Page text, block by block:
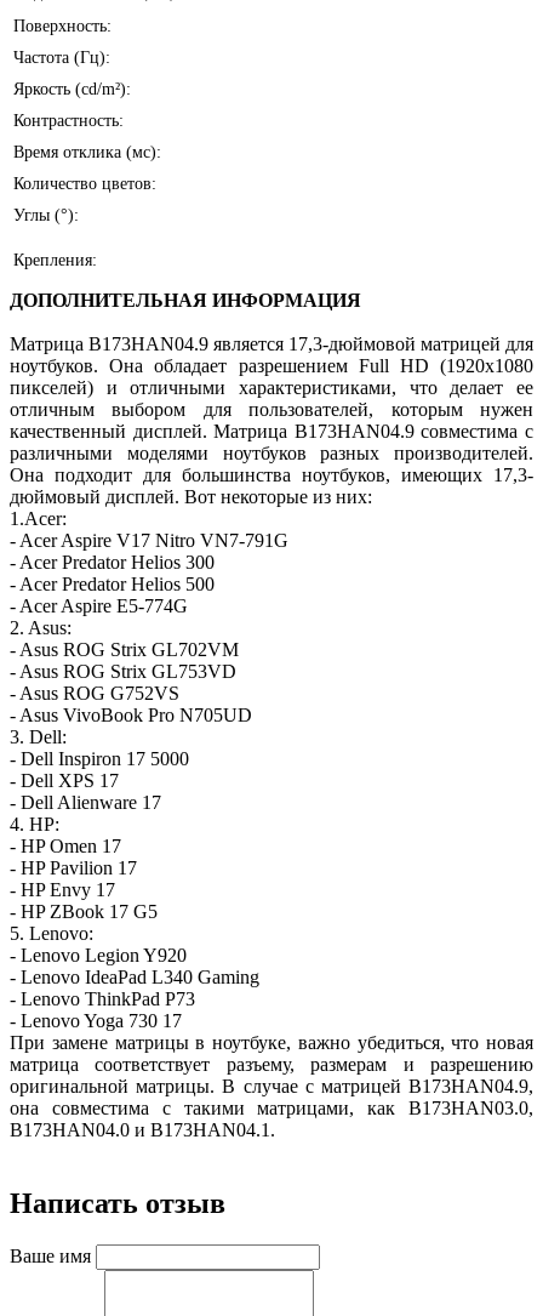
Поверхность:
Частота (Гц):
Яркость (cd/m²):
Контрастность:
Время отклика (мс):
Количество цветов:
Углы (°):
Крепления:
ДОПОЛНИТЕЛЬНАЯ ИНФОРМАЦИЯ
Матрица B173HAN04.9 является 17,3-дюймовой матрицей для
ноутбуков. Она обладает разрешением Full HD (1920x1080
пикселей) и отличными характеристиками, что делает ее
отличным выбором для пользователей, которым нужен
качественный дисплей. Матрица B173HAN04.9 совместима с
различными моделями ноутбуков разных производителей.
Она подходит для большинства ноутбуков, имеющих 17,3-
дюймовый дисплей. Вот некоторые из них:
1.Acer:
- Acer Aspire V17 Nitro VN7-791G
- Acer Predator Helios 300
- Acer Predator Helios 500
- Acer Aspire E5-774G
2. Asus:
- Asus ROG Strix GL702VM
- Asus ROG Strix GL753VD
- Asus ROG G752VS
- Asus VivoBook Pro N705UD
3. Dell:
- Dell Inspiron 17 5000
- Dell XPS 17
- Dell Alienware 17
4. HP:
- HP Omen 17
- HP Pavilion 17
- HP Envy 17
- HP ZBook 17 G5
5. Lenovo:
- Lenovo Legion Y920
- Lenovo IdeaPad L340 Gaming
- Lenovo ThinkPad P73
- Lenovo Yoga 730 17
При замене матрицы в ноутбуке, важно убедиться, что новая
матрица соответствует разъему, размерам и разрешению
оригинальной матрицы. В случае с матрицей B173HAN04.9,
она совместима с такими матрицами, как B173HAN03.0,
B173HAN04.0 и B173HAN04.1.
Написать отзыв
Ваше имя